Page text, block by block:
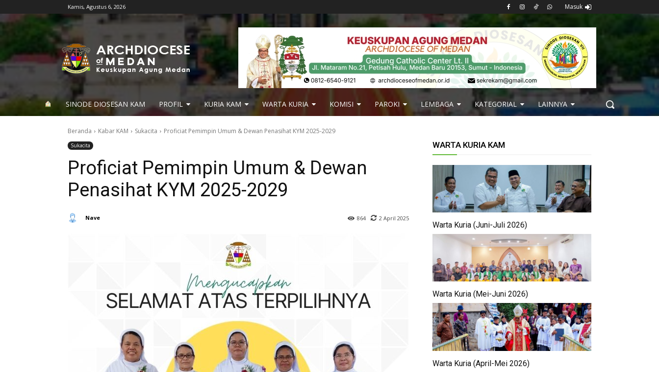
Kamis, Agustus 6, 2026 Masuk
SINODE DIOSESAN KAM PROFIL KURIA KAM WARTA KURIA KOMISI PAROKI LEMBAGA KATEGORIAL LAINNYA
Beranda Kabar KAM Sukacita Proficiat Pemimpin Umum & Dewan Penasihat KYM 2025-2029
Sukacita
Proficiat Pemimpin Umum & Dewan
Penasihat KYM 2025-2029
2 April 2025
864
Nave
WARTA KURIA KAM
Warta Kuria (Juni-Juli 2026)
Warta Kuria (Mei-Juni 2026)
Warta Kuria (April-Mei 2026)